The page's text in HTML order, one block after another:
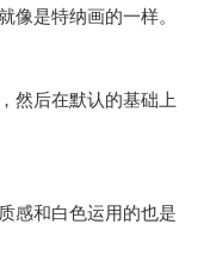
像是特纳画的一样。
然后在默认的基础上
感和白色运用的也是